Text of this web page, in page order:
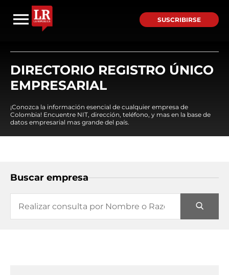
SUSCRIBIRSE
DIRECTORIO REGISTRO ÚNICO
EMPRESARIAL
¡Conozca la información esencial de cualquier empresa de
Colombia! Encuentre NIT, dirección, teléfono, y mas en la base de
datos empresarial mas grande del país.
Buscar empresa